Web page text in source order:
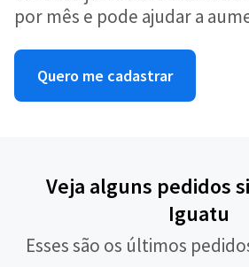
por mês e pode ajudar a
Quero me cadastrar
Veja alguns pedidos
Iguatu
Esses são os últimos